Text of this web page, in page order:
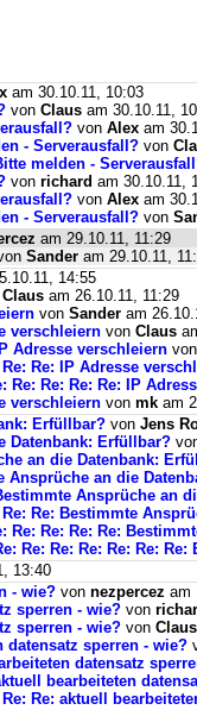
am 30.10.11, 10:03
von Claus am 30.10.11,
von Alex am
- Serverausfall? von
melden -
von richard am 30.10.11,
von Alex am
- Serverausfall? von
am 29.10.11, 11:29
Sander am 29.10.11,
14:55
Claus am 26.10.11, 11:29
von Sander am
verschleiern von Claus
Adresse verschleiern
Re: Re: IP Adresse
Re: Re: Re: Re: IP
verschleiern von mk am
Erfüllbar? von Jens
Datenbank: Erfüllbar?
an die Datenbank:
Ansprüche an die
Ansprüche an
Re: Re: Bestimmte
Re: Re: Re: Re:
Re: Re: Re: Re: Re:
13:40
- wie? von nezpercez am
sperren - wie? von
sperren - wie? von Claus
datensatz sperren - wie?
datensatz
bearbeiteten
Re: Re: aktuell